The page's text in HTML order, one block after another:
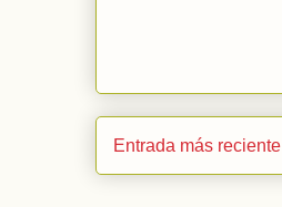
Entrada más reciente